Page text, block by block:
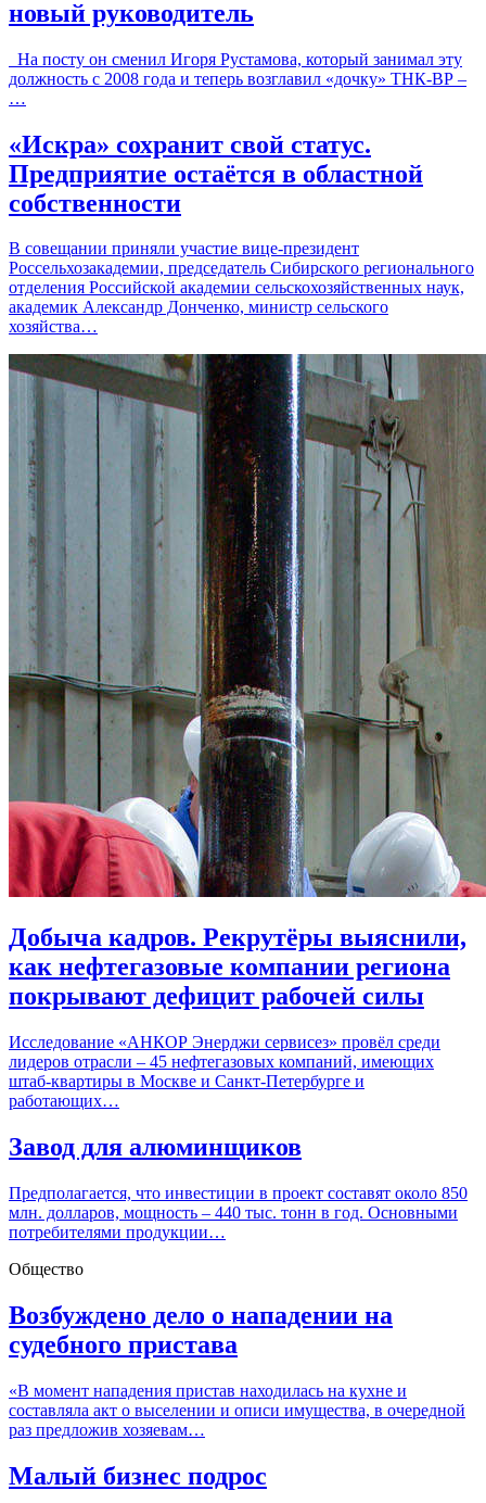
новый руководитель
На посту он сменил Игоря Рустамова, который занимал эту
должность с 2008 года и теперь возглавил «дочку» ТНК-ВР –
…
«Искра» сохранит свой статус.
Предприятие остаётся в областной
собственности
В совещании приняли участие вице-президент
Россельхозакадемии, председатель Сибирского регионального
отделения Российской академии сельскохозяйственных наук,
академик Александр Донченко, министр сельского
хозяйства…
Добыча кадров. Рекрутёры выяснили,
как нефтегазовые компании региона
покрывают дефицит рабочей силы
Исследование «АНКОР Энерджи сервисез» провёл среди
лидеров отрасли – 45 нефтегазовых компаний, имеющих
штаб-квартиры в Москве и Санкт-Петербурге и
работающих…
Завод для алюминщиков
Предполагается, что инвестиции в проект составят около 850
млн. долларов, мощность – 440 тыс. тонн в год. Основными
потребителями продукции…
Общество
Возбуждено дело о нападении на
судебного пристава
«В момент нападения пристав находилась на кухне и
составляла акт о выселении и описи имущества, в очередной
раз предложив хозяевам…
Малый бизнес подрос